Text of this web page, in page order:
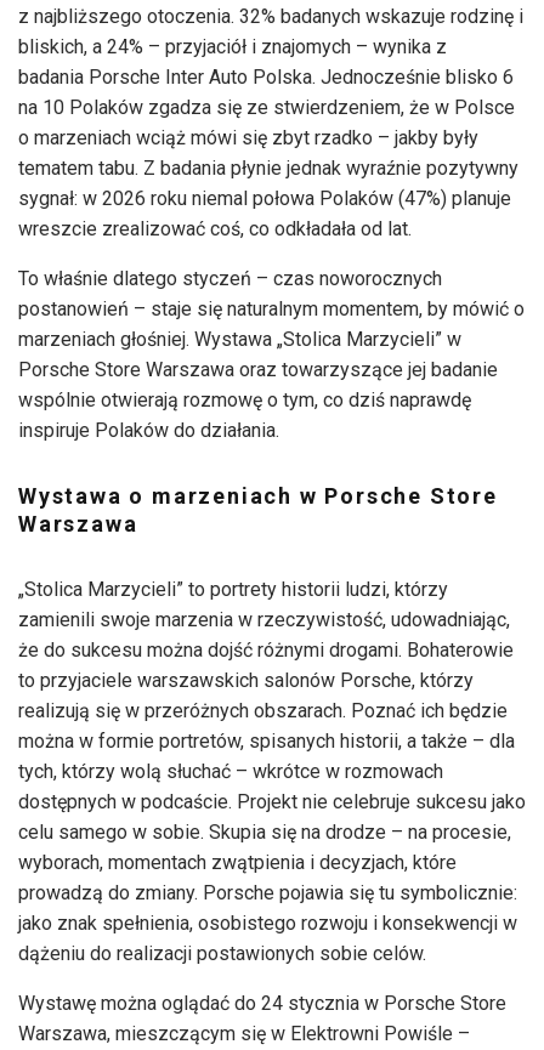
z najbliższego otoczenia. 32% badanych wskazuje rodzinę i
bliskich, a 24% – przyjaciół i znajomych – wynika z
badania Porsche Inter Auto Polska. Jednocześnie blisko 6
na 10 Polaków zgadza się ze stwierdzeniem, że w Polsce
o marzeniach wciąż mówi się zbyt rzadko – jakby były
tematem tabu. Z badania płynie jednak wyraźnie pozytywny
sygnał: w 2026 roku niemal połowa Polaków (47%) planuje
wreszcie zrealizować coś, co odkładała od lat.
To właśnie dlatego styczeń – czas noworocznych
postanowień – staje się naturalnym momentem, by mówić o
marzeniach głośniej. Wystawa „Stolica Marzycieli” w
Porsche Store Warszawa oraz towarzyszące jej badanie
wspólnie otwierają rozmowę o tym, co dziś naprawdę
inspiruje Polaków do działania.
Wystawa o marzeniach w Porsche Store
Warszawa
„Stolica Marzycieli” to portrety historii ludzi, którzy
zamienili swoje marzenia w rzeczywistość, udowadniając,
że do sukcesu można dojść różnymi drogami. Bohaterowie
to przyjaciele warszawskich salonów Porsche, którzy
realizują się w przeróżnych obszarach. Poznać ich będzie
można w formie portretów, spisanych historii, a także – dla
tych, którzy wolą słuchać – wkrótce w rozmowach
dostępnych w podcaście. Projekt nie celebruje sukcesu jako
celu samego w sobie. Skupia się na drodze – na procesie,
wyborach, momentach zwątpienia i decyzjach, które
prowadzą do zmiany. Porsche pojawia się tu symbolicznie:
jako znak spełnienia, osobistego rozwoju i konsekwencji w
dążeniu do realizacji postawionych sobie celów.
Wystawę można oglądać do 24 stycznia w Porsche Store
Warszawa, mieszczącym się w Elektrowni Powiśle –